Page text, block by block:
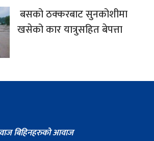
बसको ठक्करबाट सुनकोशीमा
खसेको कार यात्रुसहित बेपत्ता
बिहिनहरुको आवाज